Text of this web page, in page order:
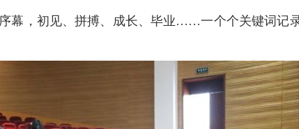
，初见、拼搏、成长、毕业……一个个关键词记